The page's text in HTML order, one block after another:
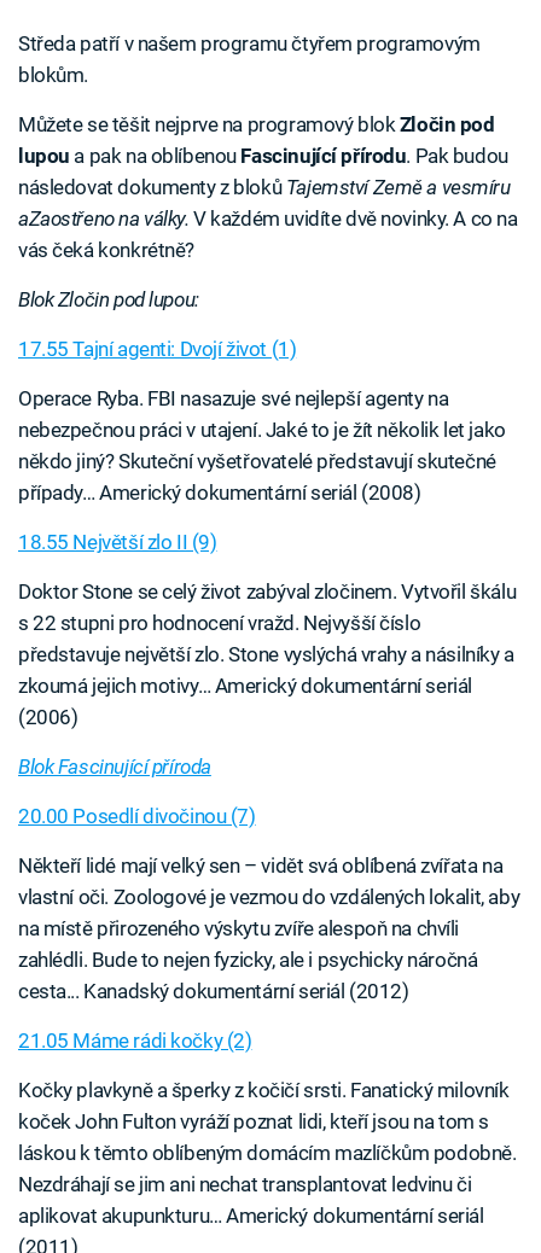
Středa patří v našem programu čtyřem programovým
blokům.
Můžete se těšit nejprve na programový blokZločin pod
lupou a pak na oblíbenou Fascinující přírodu. Pak budou
následovat dokumenty z bloků Tajemství Země a vesmíru
aZaostřeno na války.V každém uvidíte dvě novinky. A co na
vás čeká konkrétně?
Blok Zločin pod lupou:
17.55 Tajní agenti: Dvojí život (1)
Operace Ryba. FBI nasazuje své nejlepší agenty na
nebezpečnou práci v utajení. Jaké to je žít několik let jako
někdo jiný? Skuteční vyšetřovatelé představují skutečné
případy… Americký dokumentární seriál (2008)
18.55 Největší zlo II (9)
Doktor Stone se celý život zabýval zločinem. Vytvořil škálu
s 22 stupni pro hodnocení vražd. Nejvyšší číslo
představuje největší zlo. Stone vyslýchá vrahy a násilníky a
zkoumá jejich motivy… Americký dokumentární seriál
(2006)
Blok Fascinující příroda
20.00 Posedlí divočinou (7)
Někteří lidé mají velký sen – vidět svá oblíbená zvířata na
vlastní oči. Zoologové je vezmou do vzdálených lokalit, aby
na místě přirozeného výskytu zvíře alespoň na chvíli
zahlédli. Bude to nejen fyzicky, ale i psychicky náročná
cesta... Kanadský dokumentární seriál (2012)
21.05 Máme rádi kočky (2)
Kočky plavkyně a šperky z kočičí srsti. Fanatický milovník
koček John Fulton vyráží poznat lidi, kteří jsou na tom s
láskou k těmto oblíbeným domácím mazlíčkům podobně.
Nezdráhají se jim ani nechat transplantovat ledvinu či
aplikovat akupunkturu… Americký dokumentární seriál
(2011)